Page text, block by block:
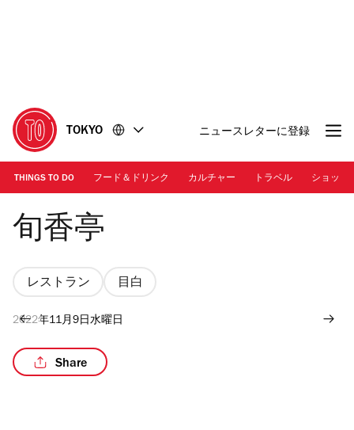
に
移
動
移
動
TOKYO ニュースレターに登録
THINGS TO DO フード＆ドリンク カルチャー トラベル ショッピ
Photo: Keisuke Tanigawa | 「Shunkoutei」
旬香亭
レストラン 目白
2022年11月9日水曜日
Share